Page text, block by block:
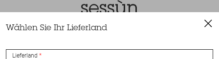
Wählen Sie Ihr Lieferland
Lieferland